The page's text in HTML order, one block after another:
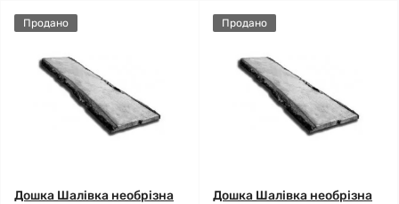
Продано
Дошка Шалівка необрізна
Продано
Дошка Шалівка необрізна